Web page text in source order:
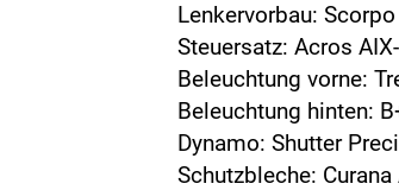
Lenkervorbau: Scorpo
Steuersatz: Acros
Beleuchtung vorne:
Beleuchtung hinten:
Dynamo: Shutter
Schutzbleche: